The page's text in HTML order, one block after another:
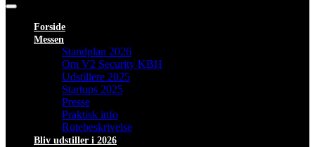
Forside
Messen
Standplan 2026
Om V2 Security KBH
Udstillere 2025
Startups 2025
Presse
Praktisk info
Rutebeskrivelse
Bliv udstiller i 2026